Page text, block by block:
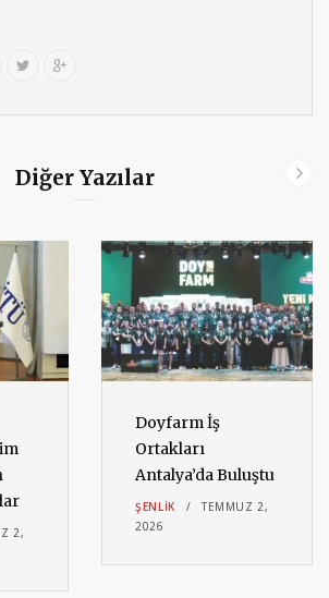
Diğer Yazılar
2,
Doyfarm İş
Ortakları
Antalya’da Buluştu
ŞENLIK
TEMMUZ 2,
2026